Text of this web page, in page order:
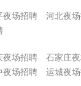
夜场招聘 河北夜
夜场招聘 石家庄
夜场招聘 运城夜